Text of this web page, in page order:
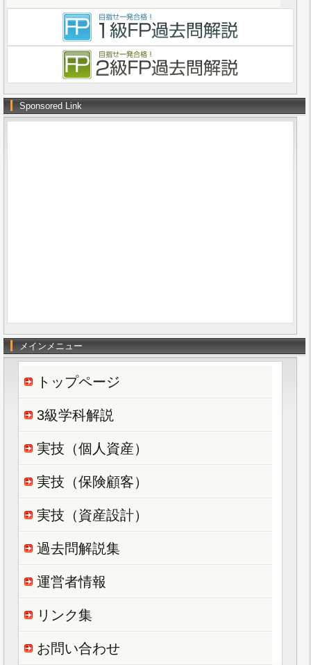
Sponsored Link
メインメニュー
トップページ
3級学科解説
実技（個人資産）
実技（保険顧客）
実技（資産設計）
過去問解説集
運営者情報
リンク集
お問い合わせ